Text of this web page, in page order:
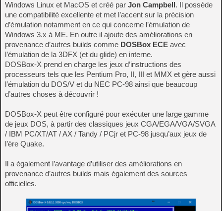
Windows Linux et MacOS et créé par Jon Campbell. Il possède
une compatibilité excellente et met l’accent sur la précision
d’émulation notamment en ce qui concerne l’émulation de
Windows 3.x à ME. En outre il ajoute des améliorations en
provenance d’autres builds comme DOSBox ECE avec
l’émulation de la 3DFX (et du glide) en interne.
DOSBox-X prend en charge les jeux d’instructions des
processeurs tels que les Pentium Pro, II, III et MMX et gère aussi
l’émulation du DOS/V et du NEC PC-98 ainsi que beaucoup
d’autres choses à découvrir !
DOSBox-X peut être configuré pour exécuter une large gamme
de jeux DOS, à partir des classiques jeux CGA/EGA/VGA/SVGA
/ IBM PC/XT/AT / AX / Tandy / PCjr et PC-98 jusqu’aux jeux de
l’ère Quake.
Il a également l’avantage d’utiliser des améliorations en
provenance d’autres builds mais également des sources
officielles.